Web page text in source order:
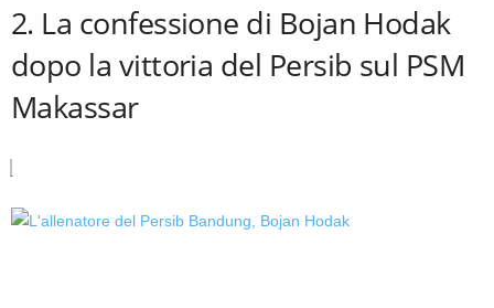
2. La confessione di Bojan Hodak
dopo la vittoria del Persib sul PSM
Makassar